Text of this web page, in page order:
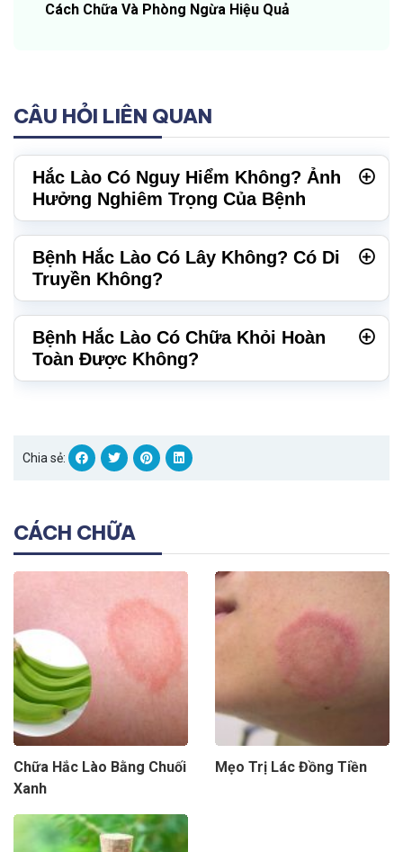
Cách Chữa Và Phòng Ngừa Hiệu Quả
CÂU HỎI LIÊN QUAN
Hắc Lào Có Nguy Hiểm Không? Ảnh
Hưởng Nghiêm Trọng Của Bệnh
Bệnh Hắc Lào Có Lây Không? Có Di
Truyền Không?
Bệnh Hắc Lào Có Chữa Khỏi Hoàn
Toàn Được Không?
Chia sẻ:
CÁCH CHỮA
Chữa Hắc Lào Bằng Chuối
Xanh
Mẹo Trị Lác Đồng Tiền